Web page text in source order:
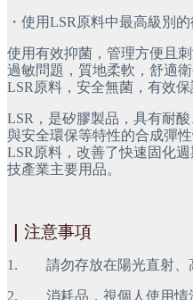
・使用LSR原料中最高級別
使用有效抑菌，管理方便且
過敏問題，質地柔軟，舒適
LSR原料，安全無菌，有效保
LSR，是矽膠製品，具有耐
與安全環保等特性的合成彈
LSR原料，改善了快速固化
技產業主要用品。
注意事項
1.        請勿存放在陽光直射
2.        消耗品，視個人使用